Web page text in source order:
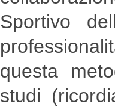
Sportivo
questa
studi